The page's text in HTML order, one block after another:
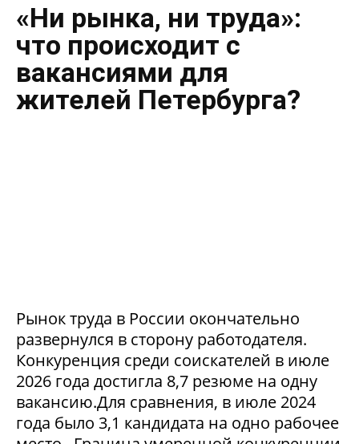
«Ни рынка, ни труда»:
что происходит с
вакансиями для
жителей Петербурга?
Рынок труда в России окончательно
развернулся в сторону работодателя.
Конкуренция среди соискателей в июле
2026 года достигла 8,7 резюме на одну
вакансию.Для сравнения, в июле 2024
года было 3,1 кандидата на одно рабочее